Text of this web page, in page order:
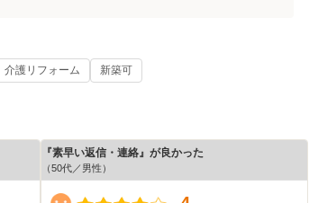
介護リフォーム 新築可
『素早い返信・連絡』が良かった
（50代／男性）